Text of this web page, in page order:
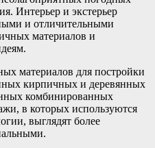
Интерьер и экстерьер
и отличительными
материалов и
материалов для постройки
кирпичных и деревянных
комбинированных
в которых используются
выглядят более